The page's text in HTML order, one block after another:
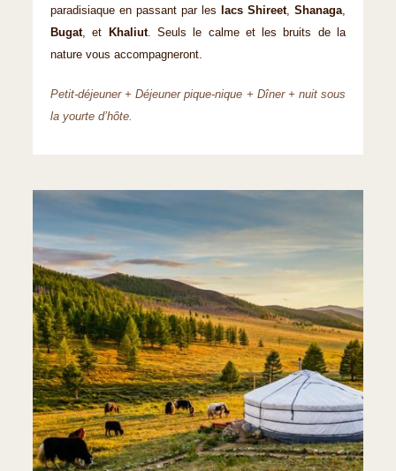
paradisiaque en passant par les lacs Shireet, Shanaga,
Bugat, et Khaliut. Seuls le calme et les bruits de la
nature vous accompagneront.
Petit-déjeuner + Déjeuner pique-nique + Dîner + nuit sous
la yourte d’hôte.